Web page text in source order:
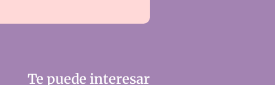
Te puede interesar